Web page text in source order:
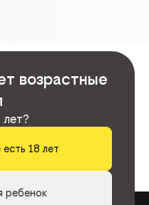
возрастные
18 лет
ребенок